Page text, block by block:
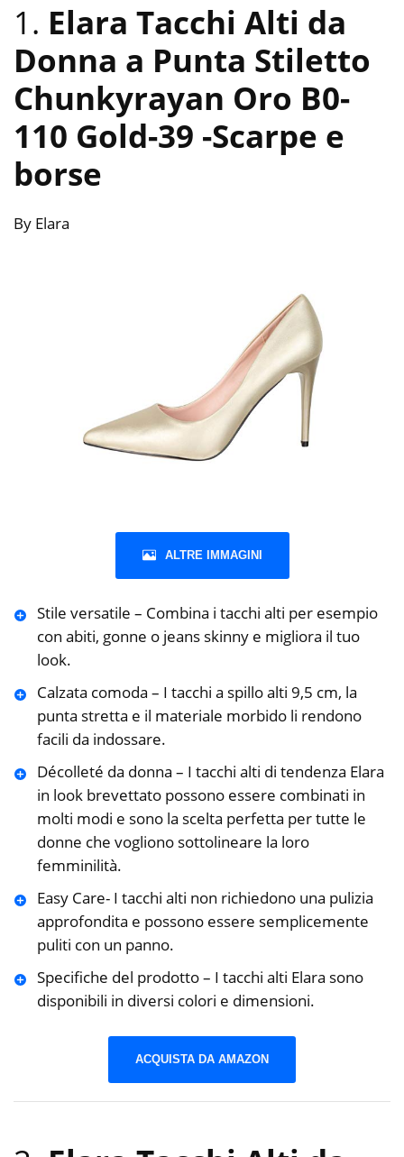
1. Elara Tacchi Alti da
Donna a Punta Stiletto
Chunkyrayan Oro B0-
110 Gold-39 -Scarpe e
borse
By Elara
ALTRE IMMAGINI
Stile versatile – Combina i tacchi alti per esempio
con abiti, gonne o jeans skinny e migliora il tuo
look.
Calzata comoda – I tacchi a spillo alti 9,5 cm, la
punta stretta e il materiale morbido li rendono
facili da indossare.
Décolleté da donna – I tacchi alti di tendenza Elara
in look brevettato possono essere combinati in
molti modi e sono la scelta perfetta per tutte le
donne che vogliono sottolineare la loro
femminilità.
Easy Care- I tacchi alti non richiedono una pulizia
approfondita e possono essere semplicemente
puliti con un panno.
Specifiche del prodotto – I tacchi alti Elara sono
disponibili in diversi colori e dimensioni.
ACQUISTA DA AMAZON